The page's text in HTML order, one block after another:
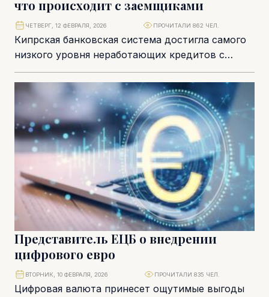
что происходит с заемщиками
Кипрская банковская система достигла самого
низкого уровня неработающих кредитов с
момента вступления страны в еврозону: их доля
стабилизировалась на отметке...
ЧЕТВЕРГ, 12 ФЕВРАЛЯ, 2026 ПРОЧИТАЛИ 862 ЧЕЛ.
Представитель ЕЦБ о внедрении
цифрового евро
Цифровая валюта принесет ощутимые выгоды
ВТОРНИК, 10 ФЕВРАЛЯ, 2026 ПРОЧИТАЛИ 835 ЧЕЛ.